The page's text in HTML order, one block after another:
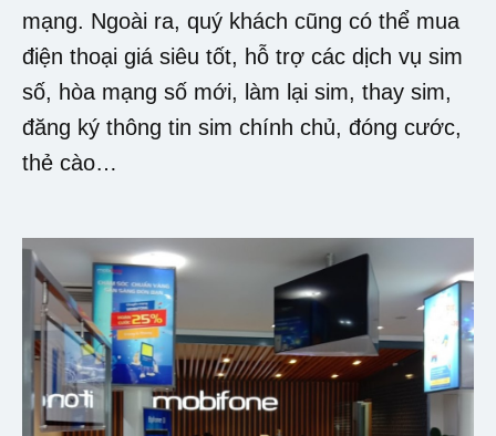
mạng. Ngoài ra, quý khách cũng có thể mua
điện thoại giá siêu tốt, hỗ trợ các dịch vụ sim
số, hòa mạng số mới, làm lại sim, thay sim,
đăng ký thông tin sim chính chủ, đóng cước,
thẻ cào…